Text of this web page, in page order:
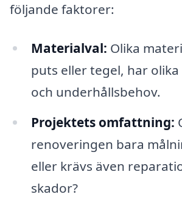
följande faktorer:
Materialval: Olika
puts eller tegel, har
och underhållsbehov.
Projektets omfattning:
renoveringen bara
eller krävs även
skador?